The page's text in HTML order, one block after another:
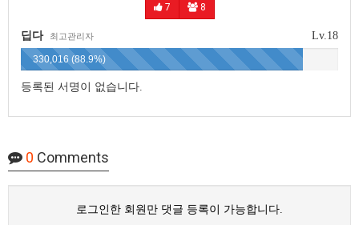
7 8
Lv.18
딥다 최고관리자
330,016 (88.9%)
등록된 서명이 없습니다.
0 Comments
로그인한 회원만 댓글 등록이 가능합니다.